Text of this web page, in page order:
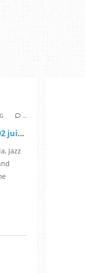
, NAIVE ,ELLA FITZGERALD
…
Robin McKelle de retour le 02 juin 2023 avec l'album Impressions of Ella
Jazz